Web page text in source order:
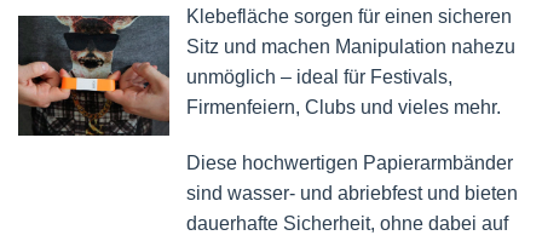
Klebefläche sorgen für einen sicheren
Sitz und machen Manipulation nahezu
unmöglich – ideal für Festivals,
Firmenfeiern, Clubs und vieles mehr.
Diese hochwertigen Papierarmbänder
sind wasser- und abriebfest und bieten
dauerhafte Sicherheit, ohne dabei auf